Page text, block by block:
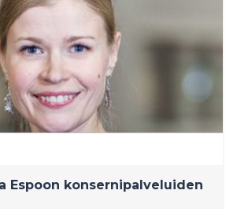
Espoon konsernipalveluiden